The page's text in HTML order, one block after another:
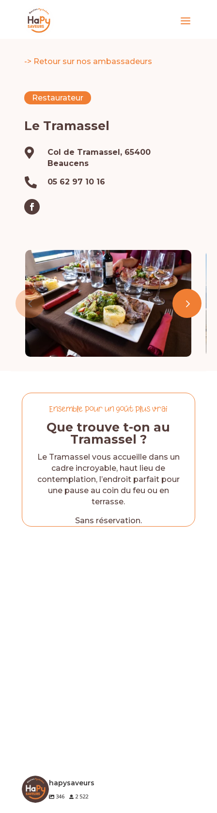
ESPACE ADHÉRENT
-> Retour sur nos ambassadeurs
Restaurateur
Le Tramassel

Col de Tramassel, 65400
Beaucens
 05 62 97 10 16
Ensemble pour un goût plus vrai
Que trouve t-on au
Tramassel ?
Le Tramassel vous accueille dans un
cadre incroyable, haut lieu de
contemplation, l’endroit parfait pour
une pause au coin du feu ou en
terrasse.
Sans réservation.
hapysaveurs
346 2 522